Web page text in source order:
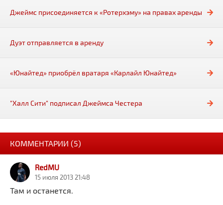
Джеймс присоединяется к «Ротерхэму» на правах аренды
Дуэт отправляется в аренду
«Юнайтед» приобрёл вратаря «Карлайл Юнайтед»
"Халл Сити" подписал Джеймса Честера
КОММЕНТАРИИ (5)
RedMU
15 июля 2013 21:48
Там и останется.